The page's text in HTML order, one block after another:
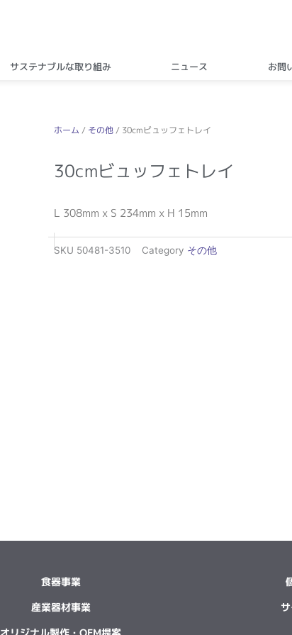
サステナブルな取り組み ニュース お問
ホーム / その他 / 30cmビュッフェトレイ
30cmビュッフェトレイ
L 308mm x S 234mm x H 15mm
SKU 50481-3510 Category その他
食器事業
産業器材事業
オリジナル製作・OEM提案